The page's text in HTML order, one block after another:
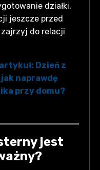
działki,
jeszcze przed
zajrzyj do relacji
Dzień z
naprawdę
przy domu?
jest